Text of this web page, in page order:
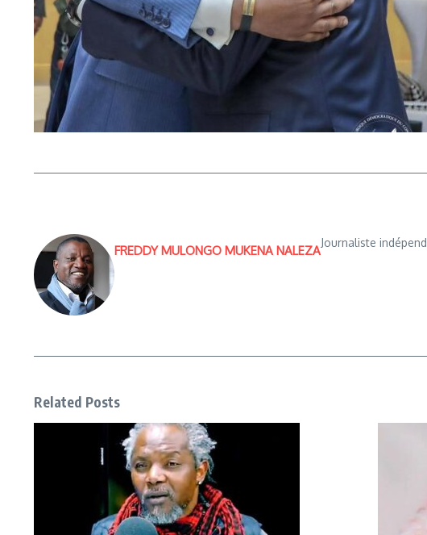
FREDDY MULONGO MUKENA NALEZA
Journaliste
Related Posts